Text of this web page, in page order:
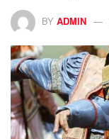
BY ADMIN